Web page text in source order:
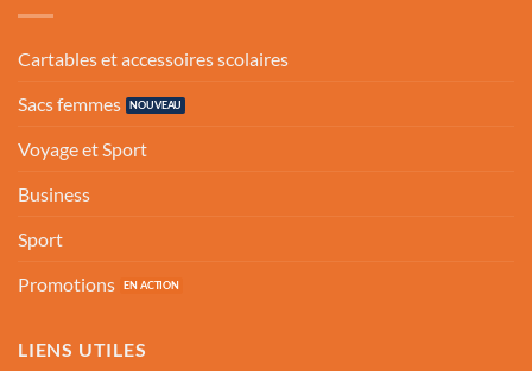
Cartables et accessoires scolaires
Sacs femmes
Voyage et Sport
Business
Sport
Promotions
LIENS UTILES